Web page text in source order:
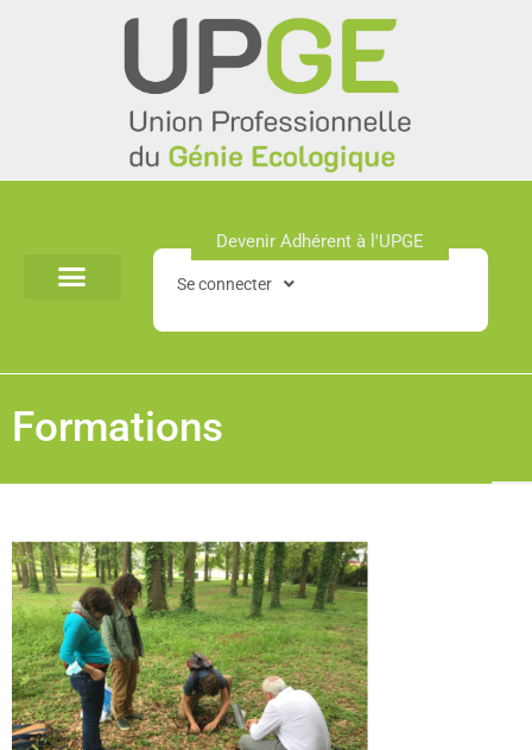
Devenir Adhérent à l'UPGE​
Se connecter
Formations